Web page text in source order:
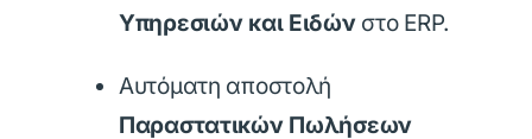
Υπηρεσιών και Ειδώνστο ERP.
Αυτόματη αποστολή
Παραστατικών Πωλήσεων